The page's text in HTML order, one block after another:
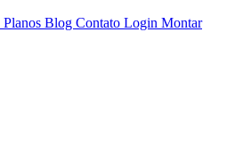
Planos Blog Contato Login Montar